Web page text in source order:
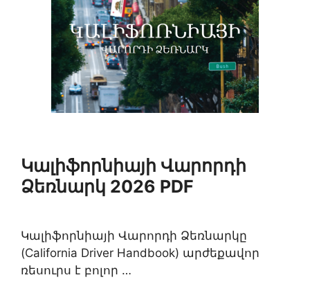
Կալիֆորնիայի Վարորդի
Ձեռնարկ 2026 PDF
Կալիֆորնիայի Վարորդի Ձեռնարկը
(California Driver Handbook) արժեքավոր
ռեսուրս է բոլոր …